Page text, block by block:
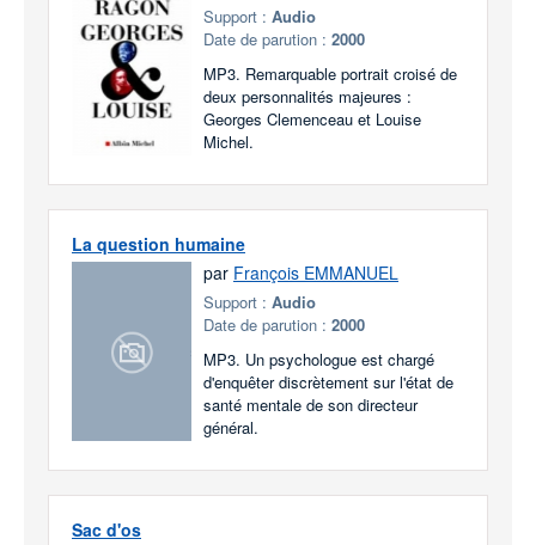
Support : Audio
Date de parution : 2000
MP3. Remarquable portrait croisé de
deux personnalités majeures :
Georges Clemenceau et Louise
Michel.
La question humaine
par François EMMANUEL
Support : Audio
Date de parution : 2000
MP3. Un psychologue est chargé
d'enquêter discrètement sur l'état de
santé mentale de son directeur
général.
Sac d'os